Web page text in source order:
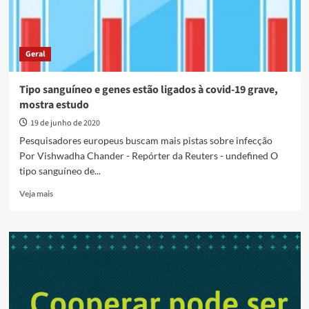
Geral
Tipo sanguíneo e genes estão ligados à covid-19 grave,
mostra estudo
19 de junho de 2020
Pesquisadores europeus buscam mais pistas sobre infecção
Por Vishwadha Chander - Repórter da Reuters - undefined O
tipo sanguíneo de...
Veja maisRead
Tipo
sanguíneo
ligados